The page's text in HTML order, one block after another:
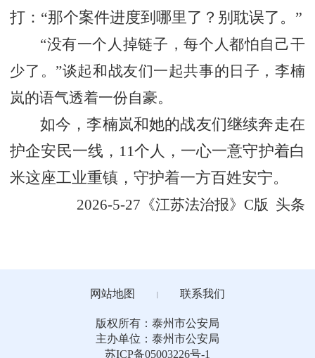
打：“那个案件进度到哪里了？别耽误了。”
“没有一个人掉链子，每个人都怕自己干
少了。”谈起和战友们一起共事的日子，李楠
岚的语气透着一份自豪。
如今，李楠岚和她的战友们继续奔走在
护企安民一线， 11个人，一心一意守护着白
米这座工业重镇，守护着一方百姓安宁。
2026-5-27《江苏法治报》C版 头条
网站地图 联系我们
版权所有：泰州市公安局
主办单位：泰州市公安局
苏ICP备05003226号-1